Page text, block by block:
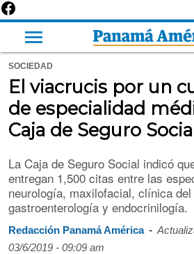
SOCIEDAD
El viacrucis por un
de especialidad
Caja de Seguro Social
La Caja de Seguro Social indicó
entregan 1,500 citas entre las
neurología, maxilofacial, clínica del
gastroenterología y endocrinilogía.
Redacción Panamá América -
03/6/2019 - 09:09 am